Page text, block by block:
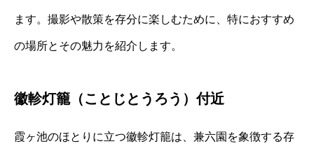
ます。撮影や散策を存分に楽しむために、特におすすめ
の場所とその魅力を紹介します。
徽軫灯籠（ことじとうろう）付近
霞ヶ池のほとりに立つ徽軫灯籠は、兼六園を象徴する存